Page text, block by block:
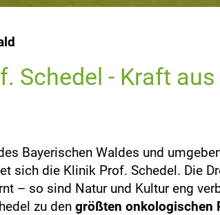
Schedel - Kraft
Bayerischen Waldes und
sich die Klinik Prof. Schedel. Die
– so sind Natur und Kultur eng
zu den größten onkologischen